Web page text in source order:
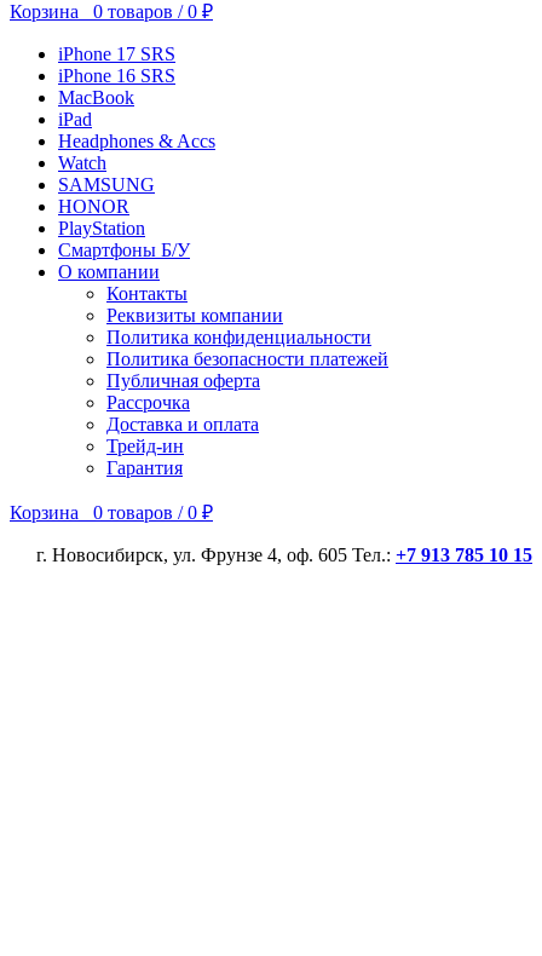
Корзина 0 товаров / 0 ₽
iPhone 17 SRS
iPhone 16 SRS
MacBook
iPad
Headphones & Accs
Watch
SAMSUNG
HONOR
PlayStation
Смартфоны Б/У
О компании
Контакты
Реквизиты компании
Политика конфиденциальности
Политика безопасности платежей
Публичная оферта
Рассрочка
Доставка и оплата
Трейд-ин
Гарантия
Корзина 0 товаров / 0 ₽
г. Новосибирск, ул. Фрунзе 4, оф. 605 Тел.: +7 913 785 10 15